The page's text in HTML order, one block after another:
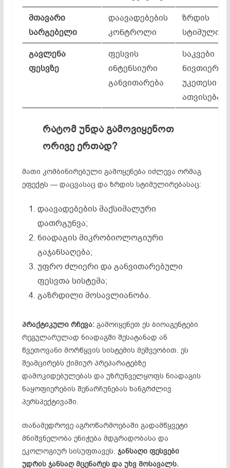
მთავარი
სარგებელი
დაავადებების
კონტროლი
ზრდის
გავლენა
ფესვზე
ფესვის
ინტენსიური
განვითარება
საკვები
უკეთესი
ათვისება
რატომ უნდა გამოვიყენოთ
ორივე ერთად?
მათი კომბინირებული გამოყენება იძლევა ორმაგ
ეფექტს — დაცვასაც და ზრდის სტიმულირებასაც:
დაავადებების მაქსიმალური
დათრგუნვა;
ნიადაგის მიკრობიოლოგიური
გაჯანსაღება;
უფრო ძლიერი და განვითარებული
ფესვთა სისტემა;
გაზრდილი მოსავლიანობა.
პრაქტიკული რჩევა:გამოიყენეთ ეს ბიოაგენტები
რეგულარულად ნიადაგში შესატანად ან
წვეთოვანი მორწყვის სისტემის მეშვეობით. ეს
შეამცირებს ქიმიურ პრეპარატებზე
დამოკიდებულებას და უზრუნველყოფს ნიადაგის
ნაყოფიერების შენარჩუნებას ხანგრძლივ
პერსპექტივაში.
თანამედროვე აგროწარმოებაში გადამწყვეტი
მნიშვნელობა ენიჭება მდგრადობასა და
ეკოლოგიურ სისუფთავეს. ჯანსაღი ფესვები
უდრის ჯანსაღ მცენარესდა უხვ მოსავალს.